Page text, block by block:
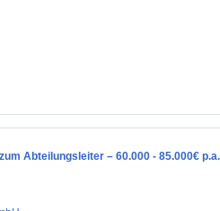
Abteilungsleiter – 60.000 - 85.000€ p.a.